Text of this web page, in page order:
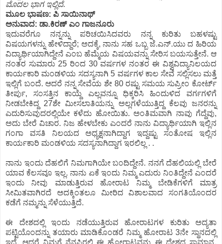
ಮೊದಲ ಭಾಗ ಇಲ್ಲಿದೆ.
ಮೂಲ ಭಾಷಣ: ಪಿ ಸಾಯಿನಾಥ್
ಅನುವಾದ: ಡಾ.ಕಿರಣ್ ಎಂ ಗಾಜನೂರು
ಇದುವರೆಗೂ ನನ್ನನ್ನು ಪರಿಚಯಿಸಿದವರು ನನ್ನ ಕುರಿತು ಬಹಳಷ್ಟು
ವಿಷಯಗಳನ್ನು ಹೇಳಿದ್ದಾರೆ; ಅದಕ್ಕೆ, ನಾನು ಸಹ ಒಬ್ಬ ಜೆ.ಎನ್.ಯು ದ ಹಿರಿಯ
ವಿದ್ಯಾರ್ಥಿಯಾಗಿದ್ದೇನೆ ಎಂಬ ಹೆಮ್ಮೆಯ ವಿಷಯವನ್ನು ಸೇರಿಸ ಬಯಸುತ್ತೇನೆ. ಆ
ನಂತರ ಸುಮಾರು 25 ರಿಂದ 30 ವರ್ಷಗಳ ನಂತರ ಈ ವಿಶ್ವವಿದ್ಯಾನಿಲಯದ
ಕಾರ್ಯಕಾರಿ ಮಂಡಳಿಯ ಸದಸ್ಯನಾಗಿ 5 ವರ್ಷಗಳ ಕಾಲ ಸೇವೆ ಸಲ್ಲಿಸಲು ಮತ್ತೆ
ಇಲ್ಲಿಗೆ ಬಂದೆ. ಆದರೆ ನನ್ನ ಸೇವೆಯ ಶೇ 80 ರಷ್ಟು ಸಮಯ ಸುಪ್ರೀಂ ಕೋರ್ಟ್
ತೀರ್ಪು, ಸಂಸತ್ತಿನ ಕಾಯ್ದೆ ಎಲ್ಲವನ್ನೂ ಧಿಕ್ಕರಿಸಿ ಹಿಂದುಳಿದ ವರ್ಗಗಳಿಗೆ
ನೀಡಬೇಕಿದ್ದ 27ಶೇ ಮೀಸಲಾತಿಯನ್ನು ಅಲ್ಲಗಳೆಯುತ್ತಿದ್ದ ಕೆಲವು ಜನರನ್ನು
ಎದುರಿಸುವುದರಲ್ಲಿಯೇ ಕಳೆದು ಹೋಯಿತು. ಅಂತಿಮವಾಗಿ ನಾವು ಗೆದ್ದೆವು,
ಅದು ಬೇರೆ ವಿಚಾರ. ನಿಜ ಹೇಳಬೇಕು ಎಂದರೆ ನಾನು ವಿದ್ಯಾರ್ಥಿಯಾಗಿ ಇಲ್ಲಿನ
ಗಂಗಾ ವಸತಿ ನಿಲಯದ ಅಧ್ಯಕ್ಷನಾಗಿದ್ದಾಗ ಇದ್ದಷ್ಟು ಸಂತೋಷ ಇಲ್ಲಿನ
ಕಾರ್ಯಕಾರಿ ಮಂಡಳಿಯ ಸದಸ್ಯನಾಗಿದ್ದಾಗ ಇರಲಿಲ್ಲ . .
ನಾನು ಇಂದು ದೆಹಲಿಗೆ ನಿಮಗಾಗಿಯೇ ಬಂದಿದ್ದೇನೆ. ನನಗೆ ದೆಹಲಿಯಲ್ಲಿ ಬೇರೆ
ಯಾವ ಕೆಲಸವೂ ಇಲ್ಲ. ನಾನು ಏಕೆ ಇಂದು ನಿಮ್ಮ ಎದುರು ನಿಂತಿದ್ದೇನೆ ಎಂದರೆ
ಇಂದು ನೀವು ಮಾಡುತ್ತಿರುವ ಹೋರಾಟ ನಿಮ್ಮ ಬೇಡಿಕೆಗಳಿಗೆ ಮಾತ್ರ
ಸೀಮಿತವಾಗಿರದೆ ಅದಕ್ಕಿಂತಲೂ ಮೀರಿದ ವಿಶಾಲವಾದ ಸಂಗತಿಯೊಂದರ
ಕಡೆಗೆ ನಮ್ಮನ್ನು ಸೆಳೆಯುತ್ತಿದೆ.
ಈ ದೇಶದಲ್ಲಿ ಇಂದು ನಡೆಯುತ್ತಿರುವ ಹೋರಾಟಗಳ ಕುರಿತು ಅದ್ಯತಾ
ಪಟ್ಟಿಯೊಂದನ್ನು ತಯಾರು ಮಾಡಿಕೊಂಡರೆ ನಿಮ್ಮ ಹೋರಾಟ 3ನೇ ಸ್ಥಾನದಲ್ಲಿ
ಇದೆ. ಆದರೆ ನಿಮಗೆ ನೆನಪಿರಲಿ ಈ ಹೋರಾಟವನ್ನು ಈ ದೇಶದ ಸಾಮಾನ್ಯ,